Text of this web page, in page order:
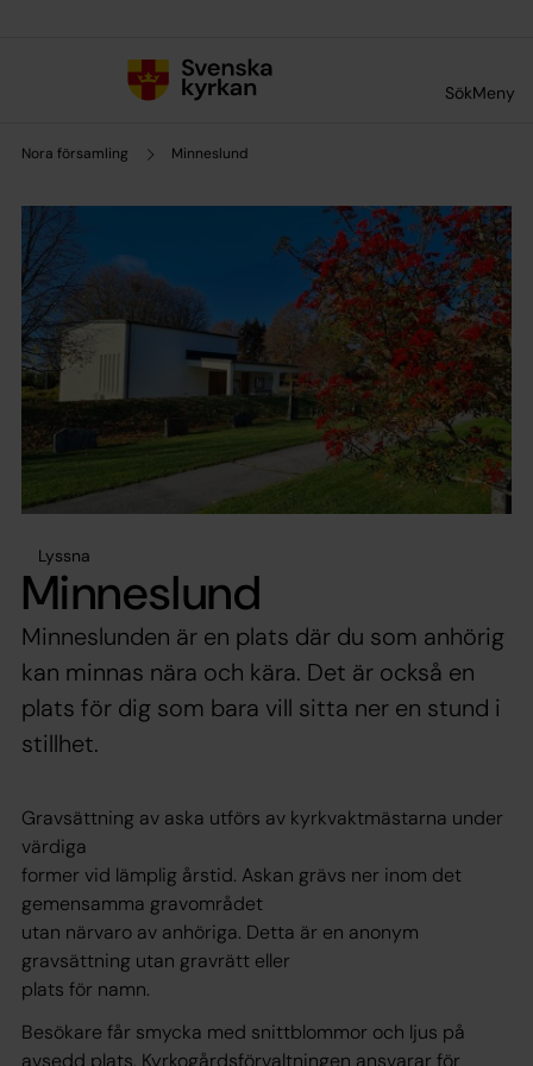
SökMeny
Nora församling Minneslund
Lyssna
Minneslund
Minneslunden är en plats där du som anhörig
kan minnas nära och kära. Det är också en
plats för dig som bara vill sitta ner en stund i
stillhet.
Gravsättning av aska utförs av kyrkvaktmästarna under
värdiga
former vid lämplig årstid. Askan grävs ner inom det
gemensamma gravområdet
utan närvaro av anhöriga. Detta är en anonym
gravsättning utan gravrätt eller
plats för namn.
Besökare får smycka med snittblommor och ljus på
avsedd plats. Kyrkogårdsförvaltningen ansvarar för